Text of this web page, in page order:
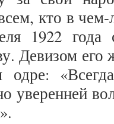
кто в
1922
Девизом его
уверенней